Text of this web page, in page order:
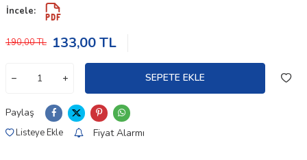
İncele:
190,00TL 133,00TL
SEPETE EKLE
Paylaş
Listeye Ekle Fiyat Alarmı